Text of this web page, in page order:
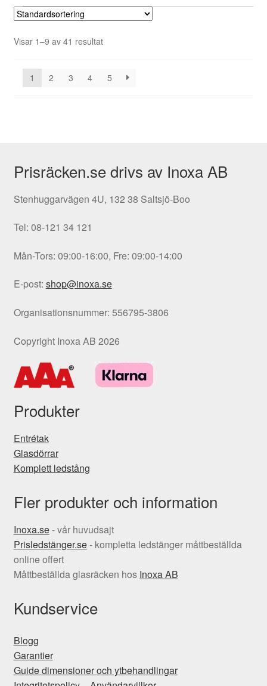
Visar 1–9 av 41 resultat
1 2 3 4 5
Prisräcken.se drivs av Inoxa AB
Stenhuggarvägen 4U, 132 38 Saltsjö-Boo
Tel: 08-121 34 121
Mån-Tors: 09:00-16:00, Fre: 09:00-14:00
E-post: shop@inoxa.se
Organisationsnummer: 556795-3806
Copyright Inoxa AB 2026
Produkter
Entrétak
Glasdörrar
Komplett ledstång
Fler produkter och information
Inoxa.se- vår huvudsajt
Prisledstänger.se- kompletta ledstänger måttbeställda
online offert
Måttbeställda glasräcken hos Inoxa AB
Kundservice
Blogg
Garantier
Guide dimensioner och ytbehandlingar